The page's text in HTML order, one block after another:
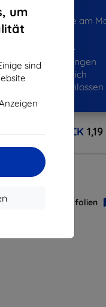
um
sind
Jahre am
819522+
Bestellungen
erfolgreich
abgeschlossen
CASHBACK
Zubehör
Schutzfolien